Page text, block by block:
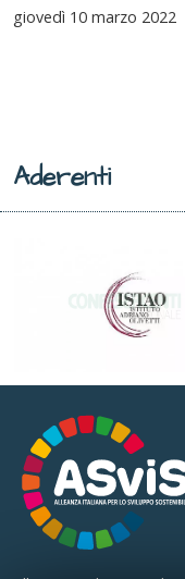
giovedì 10 marzo 2022
Aderenti